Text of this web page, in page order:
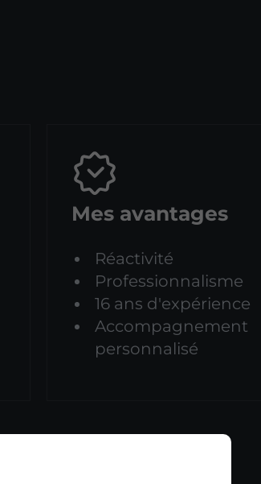
Mes avantages
Réactivité
Professionnalisme
16 ans d'expérience
Accompagnement
personnalisé